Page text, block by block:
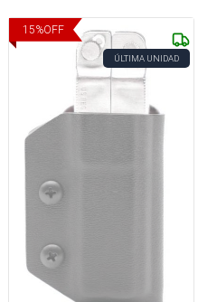
15%OFF
ÚLTIMA UNIDAD